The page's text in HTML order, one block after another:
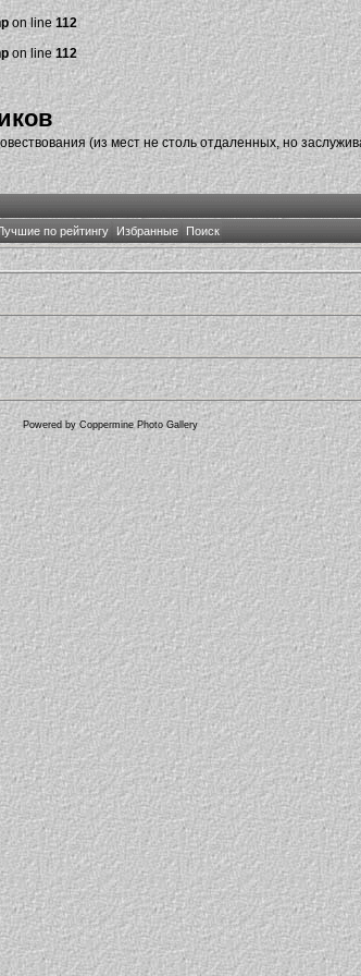
on line112
on line112
(из мест не столь отдаленных, но
по рейтингу Избранные Поиск
Powered byCoppermine Photo Gallery